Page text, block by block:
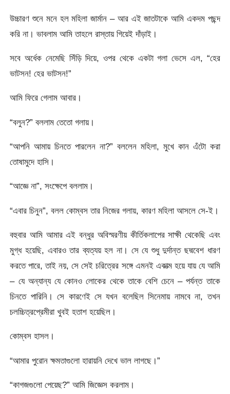
উচ্চারণ শুনে মনে হল মহিলা জার্মান – আর এই জাতটাকে আমি একদম পছন্দ
করি না। ভাবলাম আমি তাহলে রাস্তায় গিয়েই দাঁড়াই।
সবে অর্ধেক নেমেছি সিঁড়ি দিয়ে, ওপর থেকে একটা গলা ভেসে এল, “হের
ভাটসন! হের ভাটসন!”
আমি ফিরে গেলাম আবার।
“বলুন?” বললাম তেতো গলায়।
“আপনি আমায় চিনতে পারলেন না?” বললেন মহিলা, মুখে কান এঁটো করা
তোষামুদে হাসি।
“আজ্ঞে না”, সংক্ষেপে বললাম।
“এবার চিনুন”, বলল কোম্বস তার নিজের গলায়, কারণ মহিলা আসলে সে-ই।
বহুবার আমি আমার এই বন্ধুর অবিস্মরণীয় কীর্তিকলাপের সাক্ষী থেকেছি এবং
মুগ্ধ হয়েছি, এবারও তার ব্যত্যয় হল না। সে যে শুধু দুর্দান্ত ছদ্মবেশ ধারণ
করতে পারে, তাই নয়, সে সেই চরিত্রের সঙ্গে এমনই একাত্ম হয়ে যায় যে আমি
– যে অন্যান্য যে কোনও লোকের থেকে তাকে বেশি চেনে – পর্যন্ত তাকে
চিনতে পারিনি। সে কারণেই সে যখন বলেছিল সিনেমায় নামবে না, তখন
চলচ্চিত্রপ্রেমীরা খুবই হতাশ হয়েছিল।
কোম্বস হাসল।
“আমার পুরোন ক্ষমতাগুলো হারায়নি দেখে ভাল লাগছে।”
“কাগজগুলো পেয়েছ?” আমি জিজ্ঞেস করলাম।